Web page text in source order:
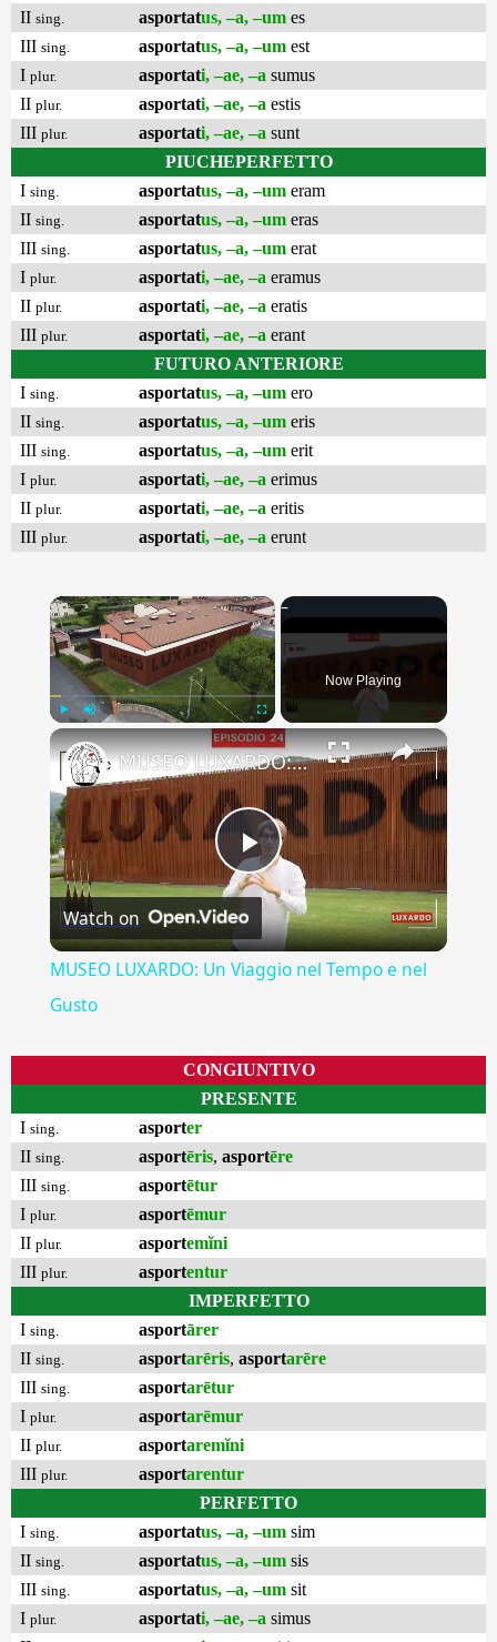
II sing. asportatus, –a, –um es
III sing. asportatus, –a, –um est
I plur. asportati, –ae, –a sumus
II plur. asportati, –ae, –a estis
III plur. asportati, –ae, –a sunt
PIUCHEPERFETTO
I sing. asportatus, –a, –um eram
II sing. asportatus, –a, –um eras
III sing. asportatus, –a, –um erat
I plur. asportati, –ae, –a eramus
II plur. asportati, –ae, –a eratis
III plur. asportati, –ae, –a erant
FUTURO ANTERIORE
I sing. asportatus, –a, –um ero
II sing. asportatus, –a, –um eris
III sing. asportatus, –a, –um erit
I plur. asportati, –ae, –a erimus
II plur. asportati, –ae, –a eritis
III plur. asportati, –ae, –a erunt
×
Fullscreen
Now Playing
×
Play
Video
MUSEO LUXARDO: Un Viaggio nel Tempo e nel Gusto
Watch on
MUSEO LUXARDO: Un Viaggio nel Tempo e nel
Gusto
CONGIUNTIVO
PRESENTE
I sing. asporter
II sing. asportēris, asportēre
III sing. asportētur
I plur. asportēmur
II plur. asportemĭni
III plur. asportentur
IMPERFETTO
I sing. asportārer
II sing. asportarēris, asportarēre
III sing. asportarētur
I plur. asportarēmur
II plur. asportaremĭni
III plur. asportarentur
PERFETTO
I sing. asportatus, –a, –um sim
II sing. asportatus, –a, –um sis
III sing. asportatus, –a, –um sit
I plur. asportati, –ae, –a simus